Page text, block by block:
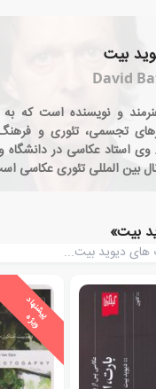
بیت
David
و نویسنده است که به
تجسمی، تئوری و
استاد عکاسی در دانشگاه
بین المللی تئوری عکاسی
بیت»
پ
ی
ش
ن
ه
ا
د
و
ی
ژ
ه